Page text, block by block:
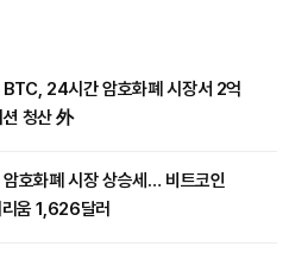
24시간 암호화폐 시장서 2억
청산 外
호화폐 시장 상승세… 비트코인
움 1,626달러